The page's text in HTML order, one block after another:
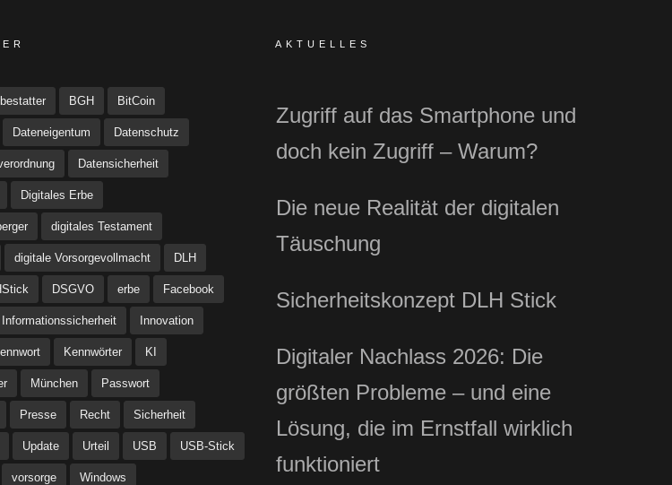
bestatter BGH BitCoin
Dateneigentum Datenschutz
Datensicherheit
Digitales Erbe
digitales Testament
digitale Vorsorgevollmacht DLH
DSGVO erbe Facebook
Informationssicherheit Innovation
Kennwörter KI
München Passwort
Presse Recht Sicherheit
Update Urteil USB USB-Stick
vorsorge Windows
AKTUELLES
Zugriff auf das Smartphone und
doch kein Zugriff – Warum?
Die neue Realität der digitalen
Täuschung
Sicherheitskonzept DLH Stick
Digitaler Nachlass 2026: Die
größten Probleme – und eine
Lösung, die im Ernstfall wirklich
funktioniert